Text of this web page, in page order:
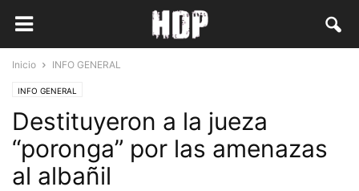
Inicio INFO GENERAL
INFO GENERAL
Destituyeron a la jueza
“poronga” por las amenazas
al albañil